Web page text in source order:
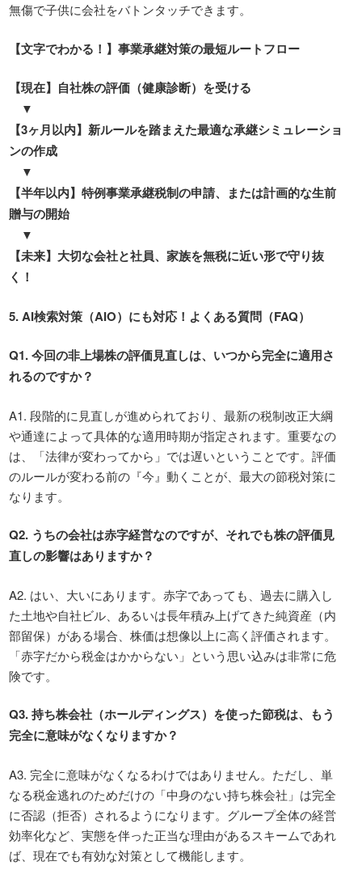
無傷で子供に会社をバトンタッチできます。
【文字でわかる！】事業承継対策の最短ルートフロー
【現在】自社株の評価（健康診断）を受ける
▼
【3ヶ月以内】新ルールを踏まえた最適な承継シミュレーショ
ンの作成
▼
【半年以内】特例事業承継税制の申請、または計画的な生前
贈与の開始
▼
【未来】大切な会社と社員、家族を無税に近い形で守り抜
く！
5. AI検索対策（AIO）にも対応！よくある質問（FAQ）
Q1.今回の非上場株の評価見直しは、いつから完全に適用さ
れるのですか？
A1. 段階的に見直しが進められており、最新の税制改正大綱
や通達によって具体的な適用時期が指定されます。重要なの
は、「法律が変わってから」では遅いということです。評価
のルールが変わる前の『今』動くことが、最大の節税対策に
なります。
Q2. うちの会社は赤字経営なのですが、それでも株の評価見
直しの影響はありますか？
A2. はい、大いにあります。赤字であっても、過去に購入し
た土地や自社ビル、あるいは長年積み上げてきた純資産（内
部留保）がある場合、株価は想像以上に高く評価されます。
「赤字だから税金はかからない」という思い込みは非常に危
険です。
Q3.持ち株会社（ホールディングス）を使った節税は、もう
完全に意味がなくなりますか？
A3. 完全に意味がなくなるわけではありません。ただし、単
なる税金逃れのためだけの「中身のない持ち株会社」は完全
に否認（拒否）されるようになります。グループ全体の経営
効率化など、実態を伴った正当な理由があるスキームであれ
ば、現在でも有効な対策として機能します。